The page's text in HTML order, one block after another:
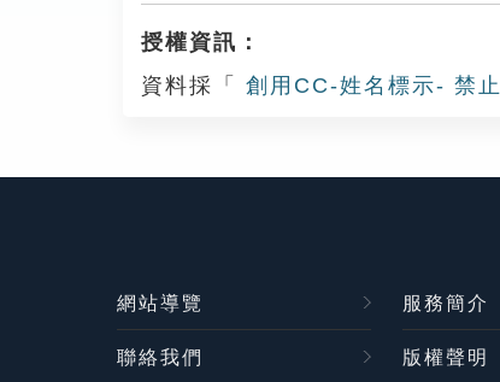
授權資訊：
資料採「
創用CC-姓名標示- 禁
網站導覽 服務簡介
聯絡我們 版權聲明